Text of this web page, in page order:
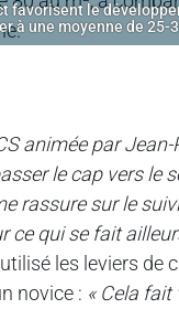
favorisent le
à une moyenne de 25-
animée par
le cap vers le
rassure sur le
ce qui se fait
les leviers de
novice : « Cela